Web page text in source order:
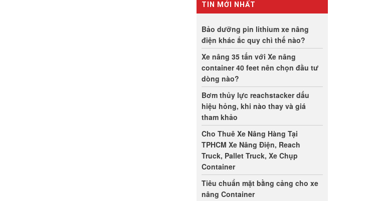
TIN MỚI NHẤT
Bảo dưỡng pin lithium xe nâng
điện khác ắc quy chì thế nào?
Xe nâng 35 tấn với Xe nâng
container 40 feet nên chọn đầu tư
dòng nào?
Bơm thủy lực reachstacker dấu
hiệu hỏng, khi nào thay và giá
tham khảo
Cho Thuê Xe Nâng Hàng Tại
TPHCM Xe Nâng Điện, Reach
Truck, Pallet Truck, Xe Chụp
Container
Tiêu chuẩn mặt bằng cảng cho xe
nâng Container